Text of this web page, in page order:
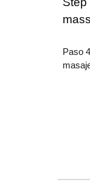
Paso